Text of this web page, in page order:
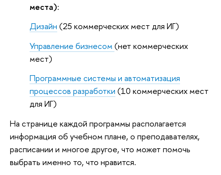
места):
Дизайн (25 коммерческих мест для ИГ)
Управление бизнесом (нет коммерческих
мест)
Программные системы и автоматизация
процессов разработки (10 коммерческих мест
для ИГ)
На странице каждой программы располагается
информация об учебном плане, о преподавателях,
расписании и многое другое, что может помочь
выбрать именно то, что нравится.